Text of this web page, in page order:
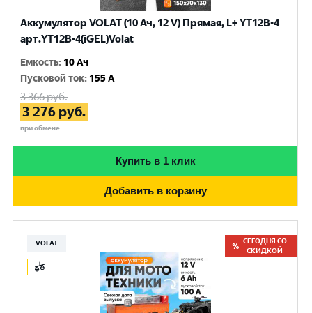
Аккумулятор VOLAT (10 Ач, 12 V) Прямая, L+ YT12B-4
арт.YT12B-4(iGEL)Volat
Емкость: 10 Ач
Пусковой ток: 155 A
3 366руб.
3 276 руб.
при обмене
Купить в 1 клик
Добавить в корзину
VOLAT
СЕГОДНЯ СО
СКИДКОЙ